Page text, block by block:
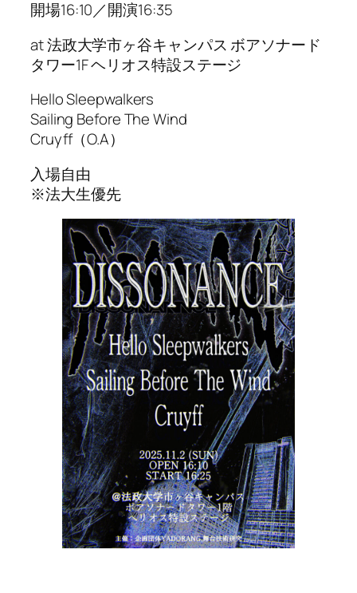
開場16:10／開演16:35
at 法政大学市ヶ谷キャンパス ボアソナード
タワー1F ヘリオス特設ステージ
Hello Sleepwalkers
Sailing Before The Wind
Cruyff（O.A）
入場自由
※法大生優先